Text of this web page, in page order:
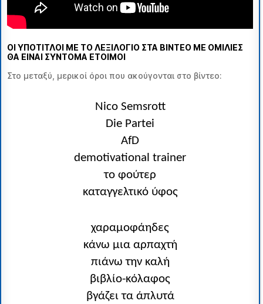
ΟΙ ΥΠΟΤΙΤΛΟΙ ΜΕ ΤΟ ΛΕΞΙΛΟΓΙΟ ΣΤΑ ΒΙΝΤΕΟ ΜΕ ΟΜΙΛΙΕΣ
ΘΑ ΕΙΝΑΙ ΣΥΝΤΟΜΑ ΕΤΟΙΜΟΙ
Στο μεταξύ, μερικοί όροι που ακούγονται στο βίντεο:
Nico Semsrott
Die Partei
AfD
demotivational trainer
το φούτερ
καταγγελτικό ύφος
χαραμοφάηδες
κάνω μια αρπαχτή
πιάνω την καλή
βιβλίο-κόλαφος
βγάζει τα άπλυτά